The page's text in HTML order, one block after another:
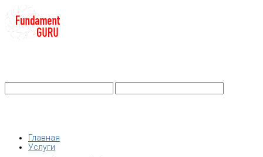
Главная
Услуги